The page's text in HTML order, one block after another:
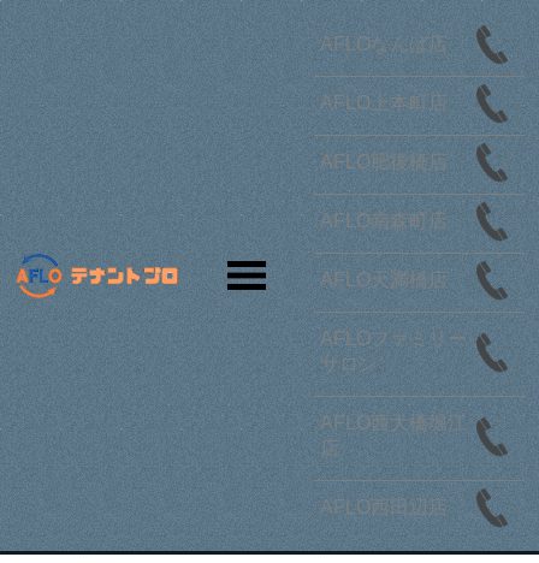
AFLOなんば店
AFLO上本町店
AFLO肥後橋店
AFLO南森町店
AFLO天満橋店
AFLOファミリー
サロン
AFLO西大橋堀江
店
AFLO西田辺店
テナント オフィス オーナー様 開業・移転 お問合せ
2階以上,の大阪市西区 店舗一覧
募集中のみ表示
該当物件
棟
空き数 27件
さらに条件を絞り込む
物件リクエスト
検討リストに追加 お問い合わせ
さらに条件を絞り込む